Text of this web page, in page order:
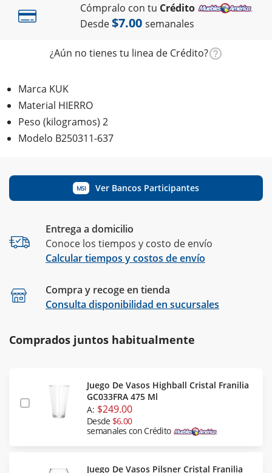
Cómpralo con tu Crédito
Desde$7.00 semanales
¿Aún no tienes tu linea de Crédito?
Marca KUK
Material HIERRO
Peso (kilogramos) 2
Modelo B250311-637
MSI Ver Bancos Participantes
Entrega a domicilio
Conoce los tiempos y costo de envío
Calcular tiempos y costos de envío
Compra y recoge en tienda
Consulta disponibilidad en sucursales
Comprados juntos habitualmente
Juego De Vasos Highball Cristal Franilia
GC033FRA 475 Ml
A: $249.00
Desde $6.00
semanales con Crédito
Juego De Vasos Pilsner Cristal Franilia